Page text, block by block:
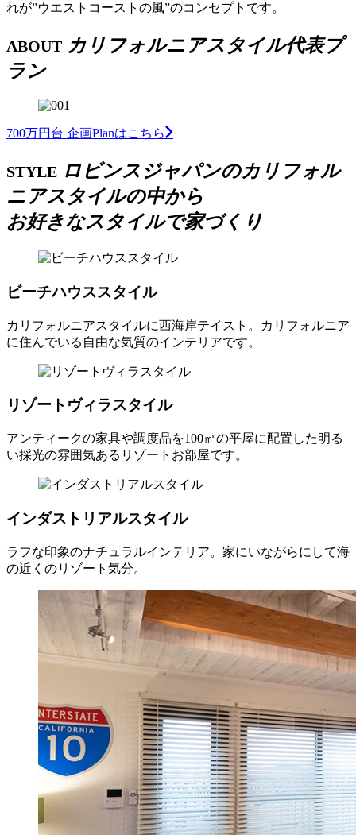
れが”ウエストコーストの風”のコンセプトです。
ABOUT カリフォルニアスタイル代表プ
ラン
700万円台 企画Planはこちら
STYLE ロビンスジャパンのカリフォル
ニアスタイルの中から
お好きなスタイルで家づくり
ビーチハウススタイル
カリフォルニアスタイルに西海岸テイスト。カリフォルニア
に住んでいる自由な気質のインテリアです。
リゾートヴィラスタイル
アンティークの家具や調度品を100㎡の平屋に配置した明る
い採光の雰囲気あるリゾートお部屋です。
インダストリアルスタイル
ラフな印象のナチュラルインテリア。家にいながらにして海
の近くのリゾート気分。